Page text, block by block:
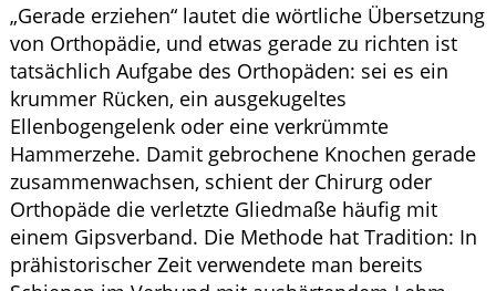
„Gerade erziehen“ lautet die wörtliche Übersetzung
von Orthopädie, und etwas gerade zu richten ist
tatsächlich Aufgabe des Orthopäden: sei es ein
krummer Rücken, ein ausgekugeltes
Ellenbogengelenk oder eine verkrümmte
Hammerzehe. Damit gebrochene Knochen gerade
zusammenwachsen, schient der Chirurg oder
Orthopäde die verletzte Gliedmaße häufig mit
einem Gipsverband. Die Methode hat Tradition: In
prähistorischer Zeit verwendete man bereits